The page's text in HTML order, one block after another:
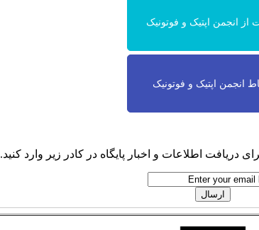
از انجمن اپتیک و فوتونیک
انجمن اپتیک و فوتونیک
دریافت اطلاعات و اخبار پایگاه در کادر زیر وارد کنید.